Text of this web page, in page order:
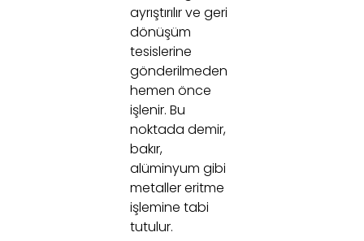
ayrıştırılır ve geri
dönüşüm
tesislerine
gönderilmeden
hemen önce
işlenir. Bu
noktada demir,
bakır,
alüminyum gibi
metaller eritme
işlemine tabi
tutulur.